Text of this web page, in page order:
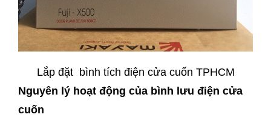
Lắp đặt bình tích điện cửa cuốn TPHCM
Nguyên lý hoạt động của bình lưu điện cửa
cuốn